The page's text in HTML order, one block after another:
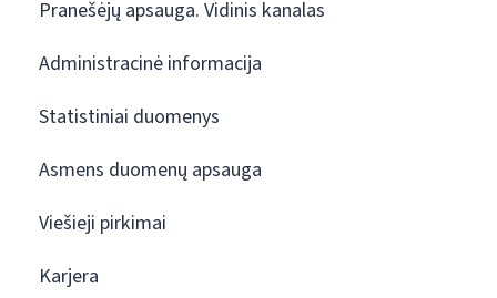
Pranešėjų apsauga. Vidinis kanalas
Administracinė informacija
Statistiniai duomenys
Asmens duomenų apsauga
Viešieji pirkimai
Karjera